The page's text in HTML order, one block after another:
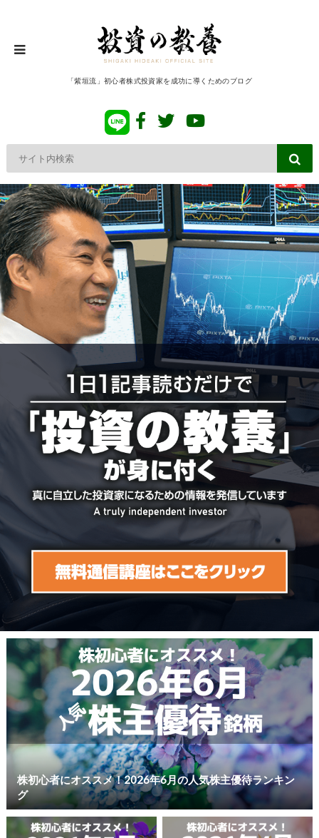
「紫垣流」初心者株式投資家を成功に導くためのブログ
株初心者にオススメ！2026年6月の人気株主優待ランキン
グ